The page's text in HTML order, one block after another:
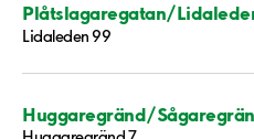
Plåtslagaregatan/
Lidaleden 99
Huggaregränd/